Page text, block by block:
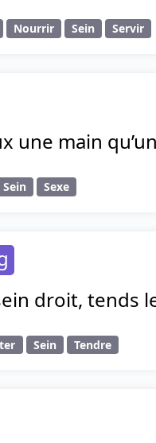
Nourrir Sein Servir
une main
Sein Sexe
droit, tends
Sein Tendre